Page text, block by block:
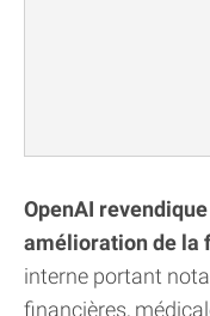
OpenAI
amélioration de la
interne portant
financières,